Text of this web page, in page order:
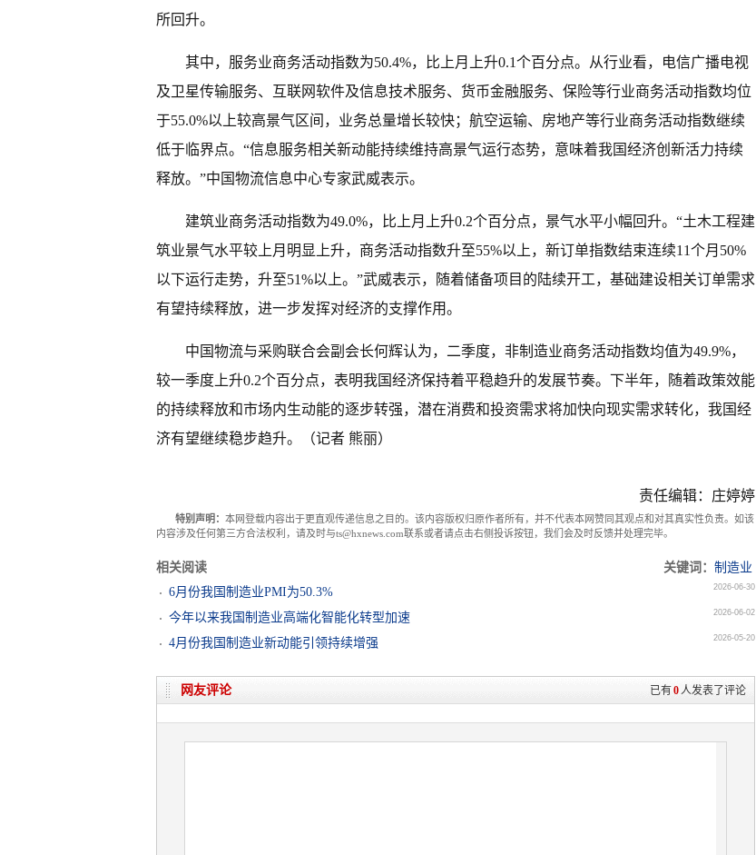
所回升。
其中，服务业商务活动指数为50.4%，比上月上升0.1个百分点。从行业看，电信广播电视
及卫星传输服务、互联网软件及信息技术服务、货币金融服务、保险等行业商务活动指数均位
于55.0%以上较高景气区间，业务总量增长较快；航空运输、房地产等行业商务活动指数继续
低于临界点。“信息服务相关新动能持续维持高景气运行态势，意味着我国经济创新活力持续
释放。”中国物流信息中心专家武威表示。
建筑业商务活动指数为49.0%，比上月上升0.2个百分点，景气水平小幅回升。“土木工程建
筑业景气水平较上月明显上升，商务活动指数升至55%以上，新订单指数结束连续11个月50%
以下运行走势，升至51%以上。”武威表示，随着储备项目的陆续开工，基础建设相关订单需求
有望持续释放，进一步发挥对经济的支撑作用。
中国物流与采购联合会副会长何辉认为，二季度，非制造业商务活动指数均值为49.9%，
较一季度上升0.2个百分点，表明我国经济保持着平稳趋升的发展节奏。下半年，随着政策效能
的持续释放和市场内生动能的逐步转强，潜在消费和投资需求将加快向现实需求转化，我国经
济有望继续稳步趋升。（记者 熊丽）
责任编辑：庄婷婷
特别声明： 本网登载内容出于更直观传递信息之目的。该内容版权归原作者所有，并不代表本网赞同其观点和对其真实性负责。如该
内容涉及任何第三方合法权利，请及时与ts@hxnews.com联系或者请点击右侧投诉按钮，我们会及时反馈并处理完毕。
相关阅读 关键词： 制造业
6月份我国制造业PMI为50.3%
2026-06-30
今年以来我国制造业高端化智能化转型加速 2026-06-02
4月份我国制造业新动能引领持续增强 2026-05-20
已有0人发表了评论
网友评论